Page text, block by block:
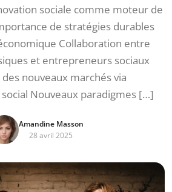
sociale comme moteur de
de stratégies durables
Collaboration entre
et entrepreneurs sociaux
nouveaux marchés via
Nouveaux paradigmes […]
Amandine Masson
28 avril 2025